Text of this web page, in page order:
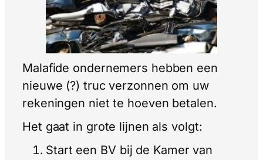
Malafide ondernemers hebben een
nieuwe (?) truc verzonnen om uw
rekeningen niet te hoeven betalen.
Het gaat in grote lijnen als volgt:
Start een BV bij de Kamer van